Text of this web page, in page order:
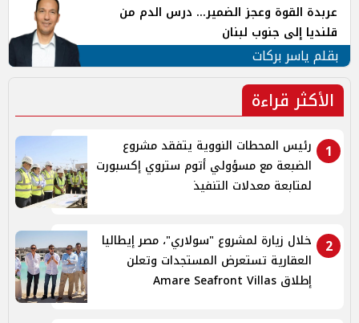
عربدة القوة وعجز الضمير... درس الدم من
قلنديا إلى جنوب لبنان
بقلم ياسر بركات
الأكثر قراءة
1
رئيس المحطات النووية يتفقد مشروع
الضبعة مع مسؤولي أتوم ستروي إكسبورت
لمتابعة معدلات التنفيذ
2
خلال زيارة لمشروع "سولاري"، مصر إيطاليا
العقارية تستعرض المستجدات وتعلن
إطلاق Amare Seafront Villas